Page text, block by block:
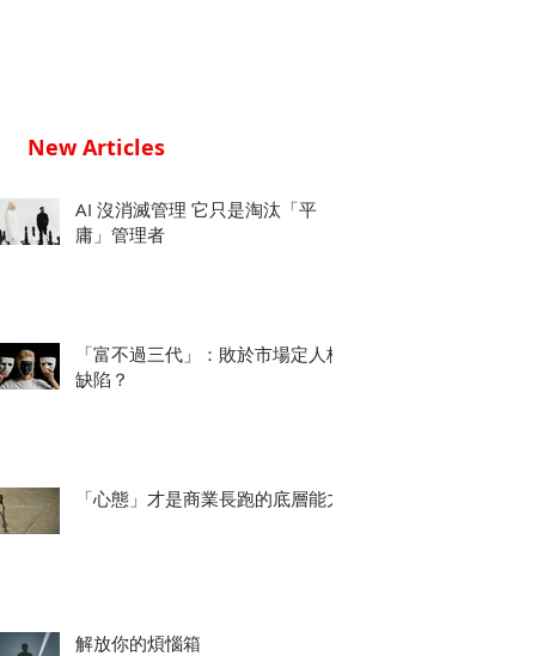
New Articles
AI 沒消滅管理 它只是淘汰「平
庸」管理者
「富不過三代」：敗於市場定人格
缺陷？
「心態」才是商業長跑的底層能力
解放你的煩惱箱